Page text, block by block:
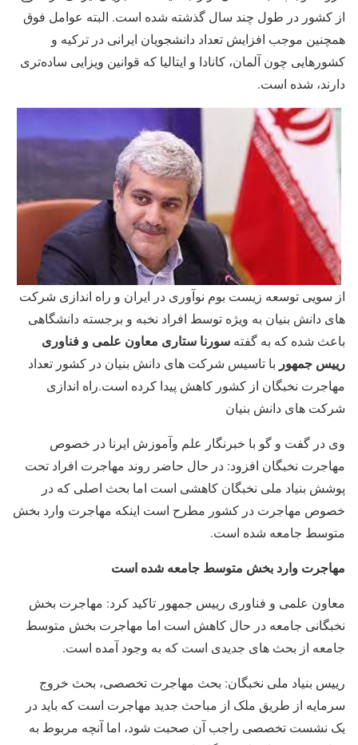
از کشور در طول چند سال گذشته شده است. البته عوامل فوق
همچنین موجب افزایش تعداد دانشجویان ایرانی در ترکیه و
کشورهایی چون آلمان، کانادا و ایتالیا که قوانین ویزایی ساده­‌تری
دارند، شده است.
از سویی توسعه زیست بوم نوآوری در ایران و راه اندازی شرکت
های دانش بنیان به ویژه توسط افراد نخبه و برجسته دانشگاهی
باعث شده که به گفته سورنا ستاری معاون علمی و فناوری
رییس جمهور با تاسیس شرکت های دانش بنیان در کشور تعداد
مهاجرت نخبگان از کشور کاهش پیدا کرده است.راه اندازی
شرکت های دانش بنیان
وی در گفت و گو با خبرنگار علم وآموزش ایرنا در خصوص
مهاجرت نخبگان افزود:‌ در حال حاضر روند مهاجرت افراد تحت
پوشش بنیاد ملی نخبگان کاهشی است اما بحث اصلی که در
خصوص مهاجرت در کشور مطرح است اینکه مهاجرت وارد بخش
متوسط جامعه شده است.
مهاجرت وارد بخش متوسط جامعه شده است
معاون علمی و فناوری رییس جمهور تاکید کرد: مهاجرت بخش
نخبگانی جامعه در حال کاهش است اما مهاجرت بخش متوسط
جامعه از بحث های جدیدی است که به وجود آمده است.
رییس بنیاد ملی نخبگان: بحث مهاجرت تخصصی، بحث خروج
سرمایه از طریق ملک از مباحث جدید مهاجرت است که باید در
یک نشست تخصصی راجب آن صحبت شود، اما آنچه مربوط به